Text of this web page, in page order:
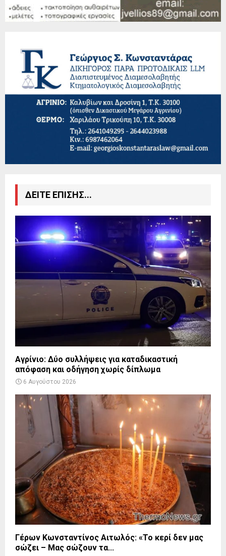
ΔΕΙΤΕ ΕΠΙΣΗΣ...
Αγρίνιο: Δύο συλλήψεις για καταδικαστική
απόφαση και οδήγηση χωρίς δίπλωμα
6 Αυγούστου 2026
Γέρων Κωνσταντίνος Αιτωλός: «Το κερί δεν μας
σώζει – Μας σώζουν τα...